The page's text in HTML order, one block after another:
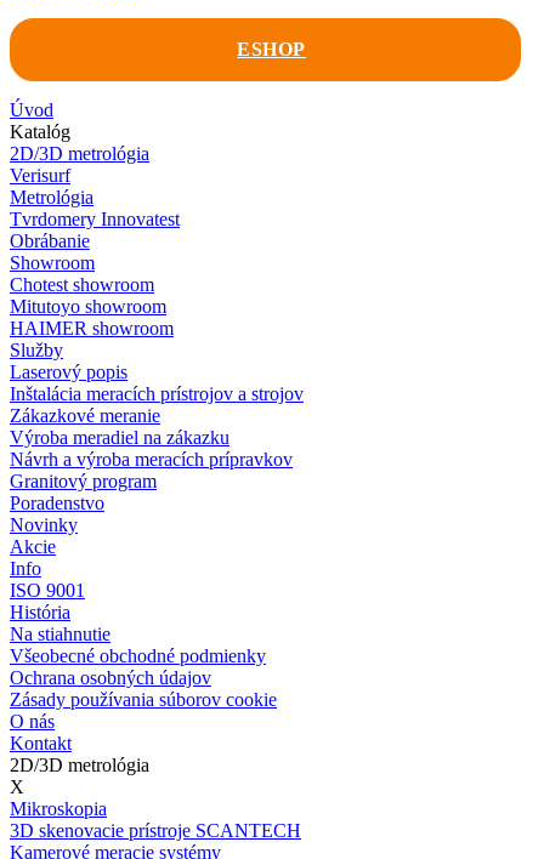
ESHOP
Úvod
Katalóg
2D/3D metrológia
Verisurf
Metrológia
Tvrdomery Innovatest
Obrábanie
Showroom
Chotest showroom
Mitutoyo showroom
HAIMER showroom
Služby
Laserový popis
Inštalácia meracích prístrojov a strojov
Zákazkové meranie
Výroba meradiel na zákazku
Návrh a výroba meracích prípravkov
Granitový program
Poradenstvo
Novinky
Akcie
Info
ISO 9001
História
Na stiahnutie
Všeobecné obchodné podmienky
Ochrana osobných údajov
Zásady používania súborov cookie
O nás
Kontakt
2D/3D metrológia
X
Mikroskopia
3D skenovacie prístroje SCANTECH
Kamerové meracie systémy